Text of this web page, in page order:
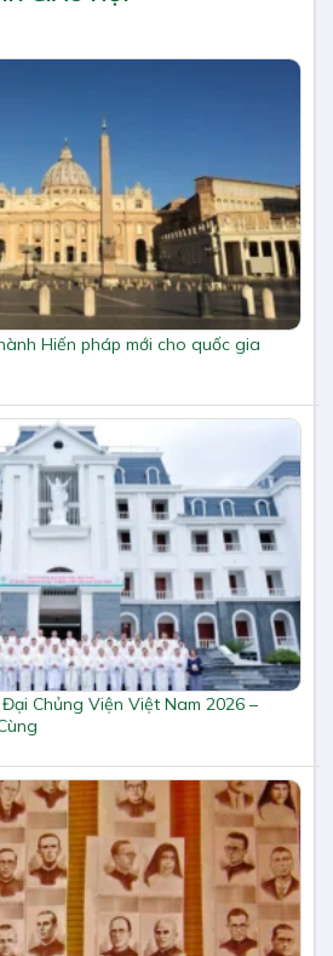
Hiến pháp mới cho quốc gia
Chủng Viện Việt Nam 2026 –